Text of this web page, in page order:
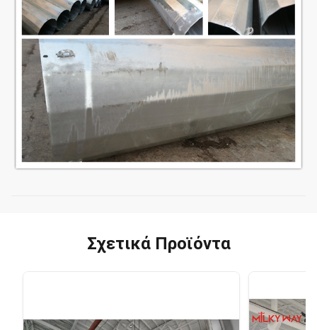
Σχετικά Προϊόντα